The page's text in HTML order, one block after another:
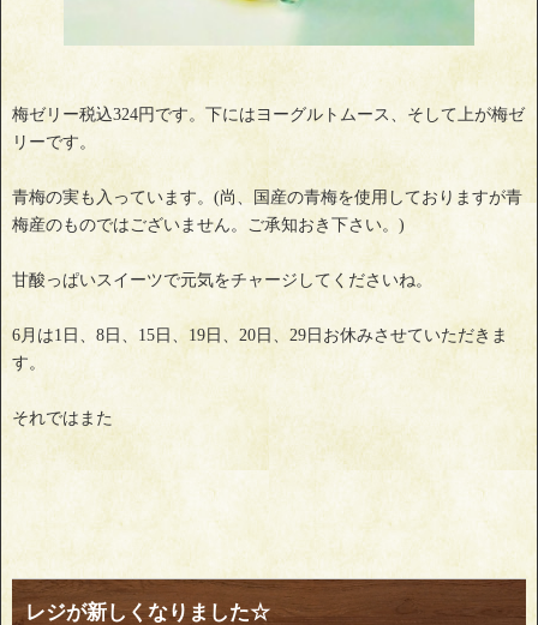
梅ゼリー税込324円です。下にはヨーグルトムース、そして上が梅ゼ
リーです。
青梅の実も入っています。(尚、国産の青梅を使用しておりますが青
梅産のものではございません。ご承知おき下さい。)
甘酸っぱいスイーツで元気をチャージしてくださいね。
6月は1日、8日、15日、19日、20日、29日お休みさせていただきま
す。
それではまた
レジが新しくなりました☆